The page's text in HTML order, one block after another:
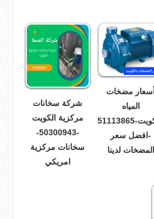
أسعار مضخات
المياه
بالكويت-51113865
-افضل سعر
المضخات لدينا
شركة سخانات
مركزية الكويت
-50300943-
سخانات مركزية
امريكي